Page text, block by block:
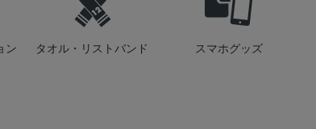
ン
タオル・リストバンド スマホグッズ